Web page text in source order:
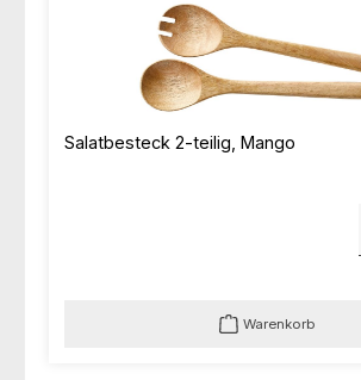
Salatbesteck 2-teilig, Mango
Warenkorb